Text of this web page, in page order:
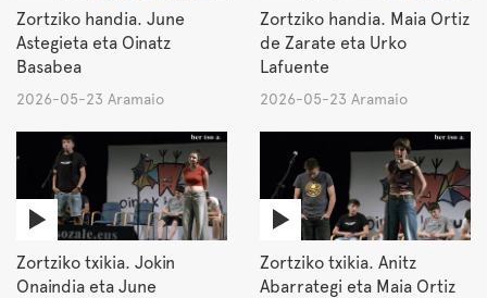
Zortziko handia. June
Astegieta eta Oinatz
Basabea
2026-05-23 Aramaio
Zortziko handia. Maia Ortiz
de Zarate eta Urko
Lafuente
2026-05-23 Aramaio
Zortziko txikia. Jokin
Onaindia eta June
Zortziko txikia. Anitz
Abarrategi eta Maia Ortiz